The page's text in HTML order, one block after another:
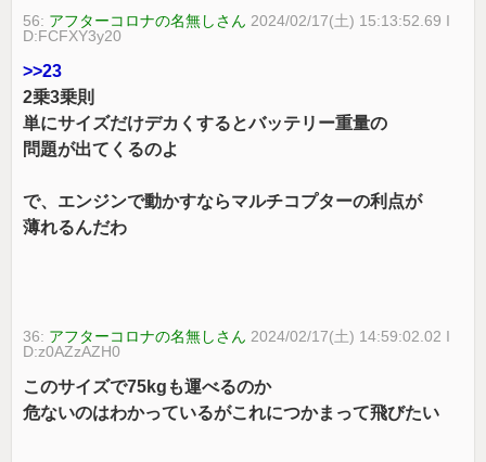
56: アフターコロナの名無しさん 2024/02/17(土) 15:13:52.69 I
D:FCFXY3y20
>>23
2乗3乗則
単にサイズだけデカくするとバッテリー重量の
問題が出てくるのよ
で、エンジンで動かすならマルチコプターの利点が
薄れるんだわ
36: アフターコロナの名無しさん 2024/02/17(土) 14:59:02.02 I
D:z0AZzAZH0
このサイズで75kgも運べるのか
危ないのはわかっているがこれにつかまって飛びたい